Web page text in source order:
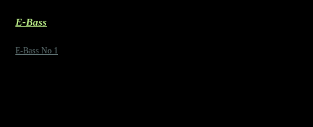
E-Bass
E-Bass No 1